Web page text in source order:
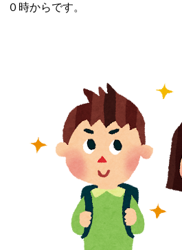
０時からです。